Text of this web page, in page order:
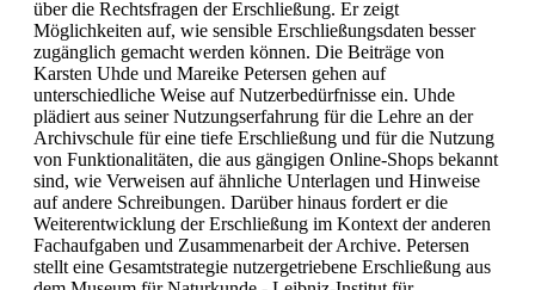
über die Rechtsfragen der Erschließung. Er zeigt
Möglichkeiten auf, wie sensible Erschließungsdaten besser
zugänglich gemacht werden können. Die Beiträge von
Karsten Uhde und Mareike Petersen gehen auf
unterschiedliche Weise auf Nutzerbedürfnisse ein. Uhde
plädiert aus seiner Nutzungserfahrung für die Lehre an der
Archivschule für eine tiefe Erschließung und für die Nutzung
von Funktionalitäten, die aus gängigen Online-Shops bekannt
sind, wie Verweisen auf ähnliche Unterlagen und Hinweise
auf andere Schreibungen. Darüber hinaus fordert er die
Weiterentwicklung der Erschließung im Kontext der anderen
Fachaufgaben und Zusammenarbeit der Archive. Petersen
stellt eine Gesamtstrategie nutzergetriebene Erschließung aus